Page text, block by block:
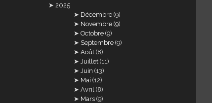
2025
Décembre (9)
Novembre (9)
Octobre (9)
Septembre (9)
Août (8)
Juillet (11)
Juin (13)
Mai (12)
Avril (8)
Mars (9)